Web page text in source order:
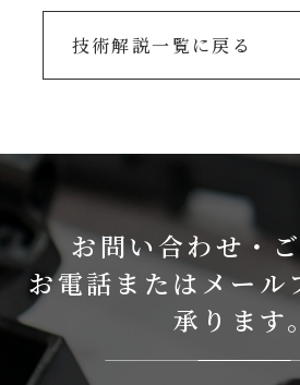
技術解説一覧に戻る
お問い合わせ・ご
お電話またはメール
承ります。